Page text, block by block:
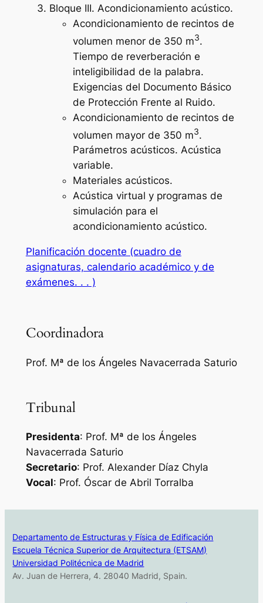
Bloque III. Acondicionamiento acústico.
Acondicionamiento de recintos de
volumen menor de 350 m3.
Tiempo de reverberación e
inteligibilidad de la palabra.
Exigencias del Documento Básico
de Protección Frente al Ruido.
Acondicionamiento de recintos de
volumen mayor de 350 m3.
Parámetros acústicos. Acústica
variable.
Materiales acústicos.
Acústica virtual y programas de
simulación para el
acondicionamiento acústico.
Planificación docente (cuadro de
asignaturas, calendario académico y de
exámenes. . . )
Coordinadora
Prof. Mª de los Ángeles Navacerrada Saturio
Tribunal
Presidenta: Prof. Mª de los Ángeles
Navacerrada Saturio
Secretario: Prof. Alexander Díaz Chyla
Vocal: Prof. Óscar de Abril Torralba
Departamento de Estructuras y Física de Edificación
Escuela Técnica Superior de Arquitectura (ETSAM)
Universidad Politécnica de Madrid
Av. Juan de Herrera, 4. 28040 Madrid, Spain.